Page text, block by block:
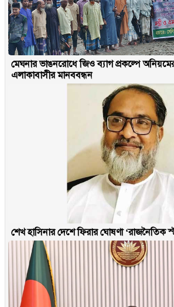
মেঘনার ভাঙনরোধে জিও ব্যাগ প্রকল্পে
এলাকাবাসীর মানববন্ধন
শেখ হাসিনার দেশে ফিরার ঘোষণা ‘রাজনৈতিক